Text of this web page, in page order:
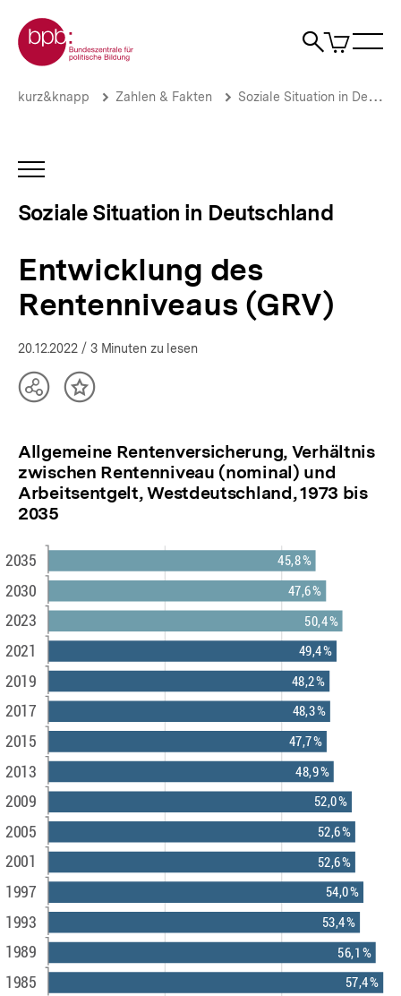
zum
Seiteninhalt
springen
Zur Startseite der bpb
Suche
Artikel
im
Entwicklung
Die
Situation
bpb.de
Brotkrümelnavigation
Pfadnavigation
kurz&knapp Zahlen & Fakten Soziale Situation in Deutschland
INHALTSNAVIGATION
Soziale Situation in Deutschland
Entwicklung des
Rentenniveaus (GRV)
20.12.2022 / 3 Minuten zu lesen
TeilenInhalt
Allgemeine Rentenversicherung, Verhältnis
zwischen Rentenniveau (nominal) und
Arbeitsentgelt, Westdeutschland, 1973 bis
2035